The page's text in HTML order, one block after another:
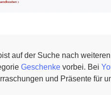
auf der Suche nach
Geschenkevorbei. Bei
und Präsente für